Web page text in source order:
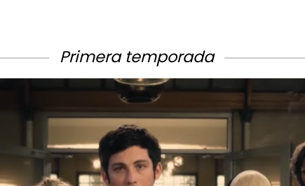
Primera temporada